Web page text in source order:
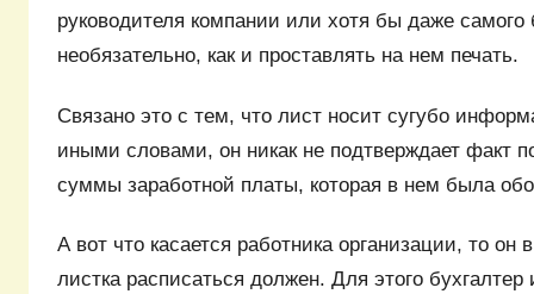
руководителя компании или хотя бы даже самого
необязательно, как и проставлять на нем печать.
Связано это с тем, что лист носит сугубо
иными словами, он никак не подтверждает факт
суммы заработной платы, которая в нем была
А вот что касается работника организации, то он
листка расписаться должен. Для этого